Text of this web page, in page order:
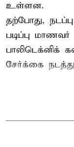
உள்ளன.
தற்போது,
படிப்பு மாணவர்
பாலிடெக்னிக்
சேர்க்கை